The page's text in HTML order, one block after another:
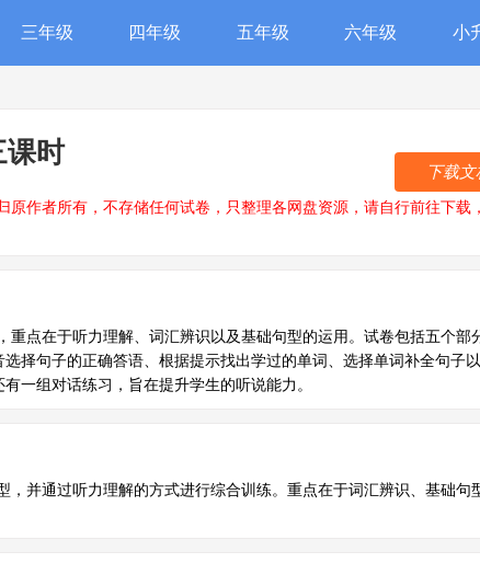
三年级 四年级 五年级 六年级 小
课时
原作者所有，不存储任何试卷，只整理各网盘资源，请自行前往下载
下载文
重点在于听力理解、词汇辨识以及基础句型的运用。试卷包括五个部
择句子的正确答语、根据提示找出学过的单词、选择单词补全句子
一组对话练习，旨在提升学生的听说能力。
，并通过听力理解的方式进行综合训练。重点在于词汇辨识、基础句